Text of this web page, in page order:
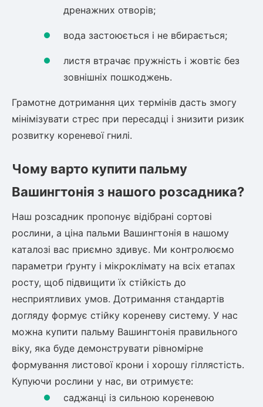
дренажних отворів;
вода застоюється і не вбирається;
листя втрачає пружність і жовтіє без
зовнішніх пошкоджень.
Грамотне дотримання цих термінів дасть змогу
мінімізувати стрес при пересадці і знизити ризик
розвитку кореневої гнилі.
Чому варто купити пальму
Вашингтонія з нашого розсадника?
Наш розсадник пропонує відібрані сортові
рослини, а ціна пальми Вашингтонія в нашому
каталозі вас приємно здивує. Ми контролюємо
параметри ґрунту і мікроклімату на всіх етапах
росту, щоб підвищити їх стійкість до
несприятливих умов. Дотримання стандартів
догляду формує стійку кореневу систему. У нас
можна купити пальму Вашингтонія правильного
віку, яка буде демонструвати рівномірне
формування листової крони і хорошу гіллястість.
Купуючи рослини у нас, ви отримуєте:
саджанці із сильною кореневою